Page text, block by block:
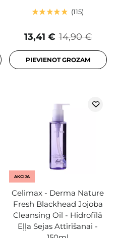
115
14,90 €
13,41 €
PIEVIENOT GROZAM
AKCIJA
Celimax - Derma Nature
Fresh Blackhead Jojoba
Cleansing Oil - Hidrofīlā
Eļļa Sejas Attīrīšanai -